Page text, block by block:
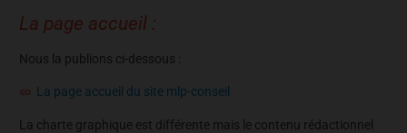
La page accueil :
Nous la publions ci-dessous :
La page accueil du site mlp-conseil
La charte graphique est différente mais le contenu rédactionnel